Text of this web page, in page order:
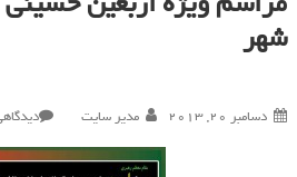
شهر
دسامبر 20, 2013 مدیر سایت